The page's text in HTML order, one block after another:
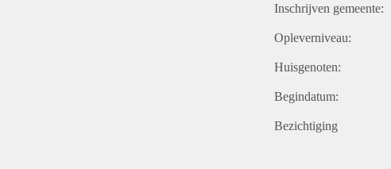
Inschrijven gemeente:
Opleverniveau:
Huisgenoten:
Begindatum:
Bezichtiging